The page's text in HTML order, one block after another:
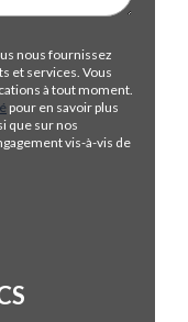
nous fournissez
et services. Vous
à tout moment.
pour en savoir plus
que sur nos
vis-à-vis de